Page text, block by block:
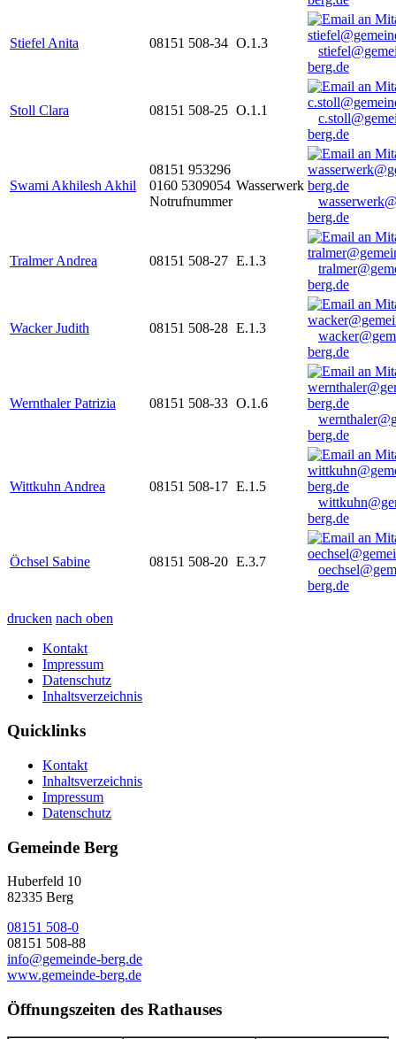
Stiefel Anita 08151 508-34 O.1.3
berg.de
Stoll Clara 08151 508-25 O.1.1
berg.de
Swami Akhilesh Akhil
08151 953296
0160 5309054
Notrufnummer
Wasserwerk
berg.de
Tralmer Andrea 08151 508-27 E.1.3
berg.de
Wacker Judith 08151 508-28 E.1.3
berg.de
Wernthaler Patrizia 08151 508-33 O.1.6
berg.de
Wittkuhn Andrea 08151 508-17 E.1.5
berg.de
Öchsel Sabine 08151 508-20 E.3.7
berg.de
drucken nach oben
Kontakt
Impressum
Datenschutz
Inhaltsverzeichnis
Quicklinks
Kontakt
Inhaltsverzeichnis
Impressum
Datenschutz
Gemeinde Berg
Huberfeld 10
82335 Berg
08151 508-0
08151 508-88
info@gemeinde-berg.de
www.gemeinde-berg.de
Öffnungszeiten des Rathauses